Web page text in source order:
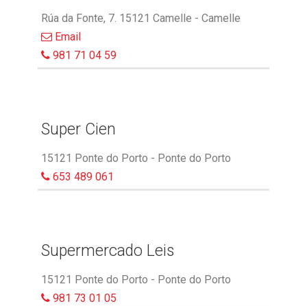
Rúa da Fonte, 7. 15121 Camelle - Camelle
Email
981 71 04 59
Super Cien
15121 Ponte do Porto - Ponte do Porto
653 489 061
Supermercado Leis
15121 Ponte do Porto - Ponte do Porto
981 73 01 05